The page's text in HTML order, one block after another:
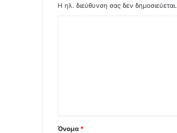
Η ηλ. διεύθυνση σας δεν δημοσιεύεται.
Όνομα *